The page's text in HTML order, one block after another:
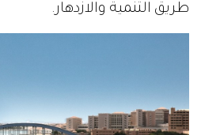
طريق التنمية والازدهار.